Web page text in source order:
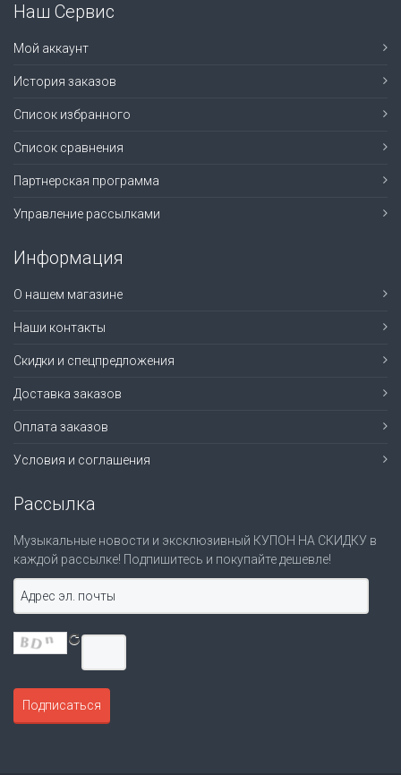
Наш Сервис
Мой аккаунт
История заказов
Список избранного
Список сравнения
Партнерская программа
Управление рассылками
Информация
О нашем магазине
Наши контакты
Скидки и спецпредложения
Доставка заказов
Оплата заказов
Условия и соглашения
Рассылка
Музыкальные новости и эксклюзивный КУПОН НА СКИДКУ в
каждой рассылке! Подпишитесь и покупайте дешевле!